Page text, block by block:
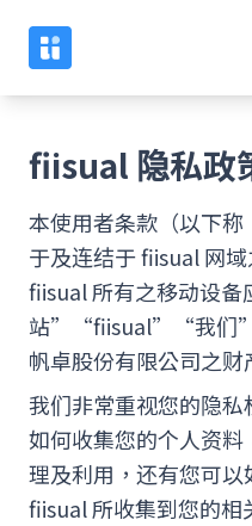
fiisual 隐私政
本使用者条款（以下
于及连结于 fiisual 网
fiisual 所有之移动设
站”“fiisual”“我们
帆卓股份有限公司之财
我们非常重视您的隐
如何收集您的个人资
理及利用，还有您可
fiisual 所收集到您的相